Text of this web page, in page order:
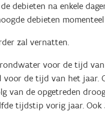
debieten na enkele
debieten
zal vernatten.
voor de tijd
voor de tijd van het jaar.
van de opgetreden
tijdstip vorig jaar. Ook